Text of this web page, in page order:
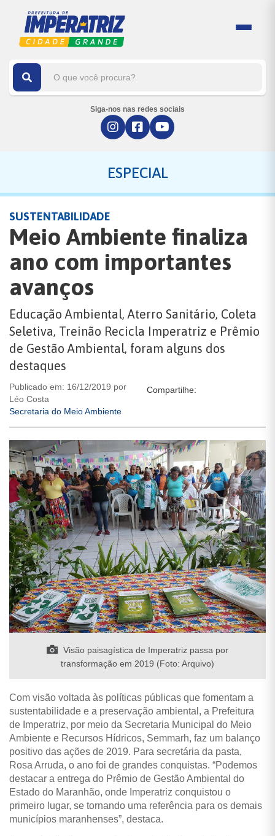
Siga-nos nas redes sociais
ESPECIAL
SUSTENTABILIDADE
Meio Ambiente finaliza
ano com importantes
avanços
Educação Ambiental, Aterro Sanitário, Coleta
Seletiva, Treinão Recicla Imperatriz e Prêmio
de Gestão Ambiental, foram alguns dos
destaques
Publicado em: 16/12/2019 por
Léo Costa
Secretaria do Meio Ambiente
Compartilhe:
Visão paisagística de Imperatriz passa por
transformação em 2019 (Foto: Arquivo)
Com visão voltada às políticas públicas que fomentam a
sustentabilidade e a preservação ambiental, a Prefeitura
de Imperatriz, por meio da Secretaria Municipal do Meio
Ambiente e Recursos Hídricos, Semmarh, faz um balanço
positivo das ações de 2019. Para secretária da pasta,
Rosa Arruda, o ano foi de grandes conquistas. “Podemos
destacar a entrega do Prêmio de Gestão Ambiental do
Estado do Maranhão, onde Imperatriz conquistou o
primeiro lugar, se tornando uma referência para os demais
municípios maranhenses”, destaca.